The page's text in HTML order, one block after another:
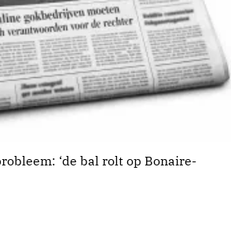
‘de bal rolt op Bonaire-